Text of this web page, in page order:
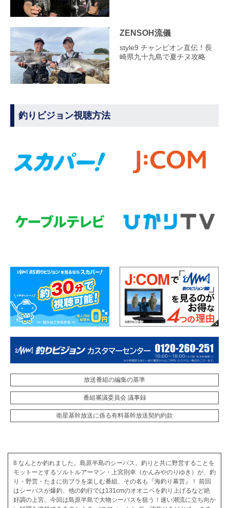
ZENSOH流儀
style9 チャンピオン直伝！長
崎県九十九島で夏チヌ攻略
釣りビジョン視聴方法
放送番組の編集の基準
番組審議委員会 議事録
衛星基幹放送に係る有料基幹放送契約約款
8 なんとか釣れました。島原半島のシーバス。釣りと共に野営することを
モットーとするソルトルアーマン・上宮則幸（かんみやのりゆき）が、釣
り・野営・たまに街ブラを楽しむ番組、その名も『海釣り幕営』！ 前回
はシーバスが爆釣、他の釣行では131cmのオオニベを釣り上げるなど絶
好調の上宮。今回は島原半島で大物シーバスを狙う！速い潮流に立ち向か